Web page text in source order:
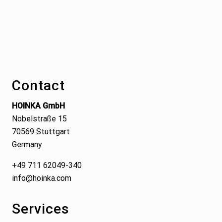
Contact
HOINKA GmbH
Nobelstraße 15
70569 Stuttgart
Germany
+49 711 62049-340
info@hoinka.com
Services